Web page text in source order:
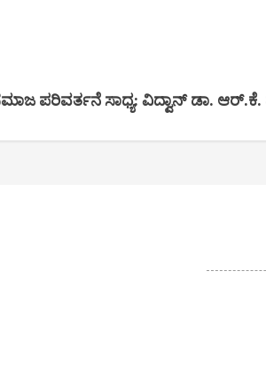
ಪರಿವರ್ತನೆ ಸಾಧ್ಯ: ವಿದ್ವಾನ್ ಡಾ. ಆರ್.ಕೆ.